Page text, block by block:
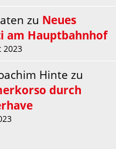
zu Neues
am Hauptbahnhof
2023
Hinte zu
durch